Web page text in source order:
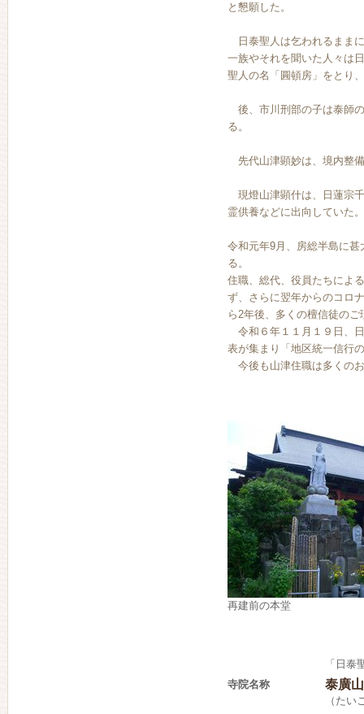
と懇願した。
日泰聖人は乞われるまま
一族やそれを聞いた人々は
聖人の名「圓頓房」をとり
後、市川刑部の子は泰師
る。
先代山津顕妙は、境内整
現燈山津顕什は、日蓮宗
霊供養などに出向していた。
令和元年9月、房総半島に
る。
住職、総代、役員たちによ
ず、さらに翌年からのコロ
ら2年後、多くの檀信徒の
令和６年１１月１９日、
表が集まり「地区統一信行
今後も山津住職は多くの
再建前の本堂
「日泰
寺院名称
泰廣
（たい